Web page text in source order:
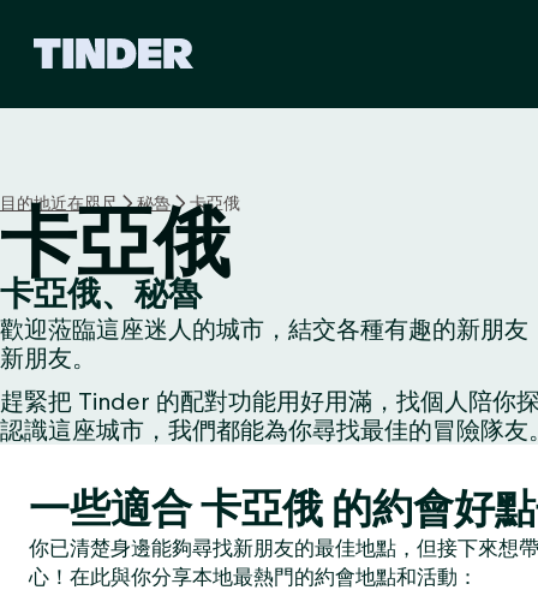
首
頁
目的地近在咫尺 秘魯 卡亞俄
卡亞俄
卡亞俄、秘魯
歡迎蒞臨這座迷人的城市，結交各種有趣的新朋
新朋友。
趕緊把 Tinder 的配對功能用好用滿，找個人陪你
認識這座城市，我們都能為你尋找最佳的冒險隊友
一些適合 卡亞俄 的約會好
你已清楚身邊能夠尋找新朋友的最佳地點，但接下來想
心！在此與你分享本地最熱門的約會地點和活動：